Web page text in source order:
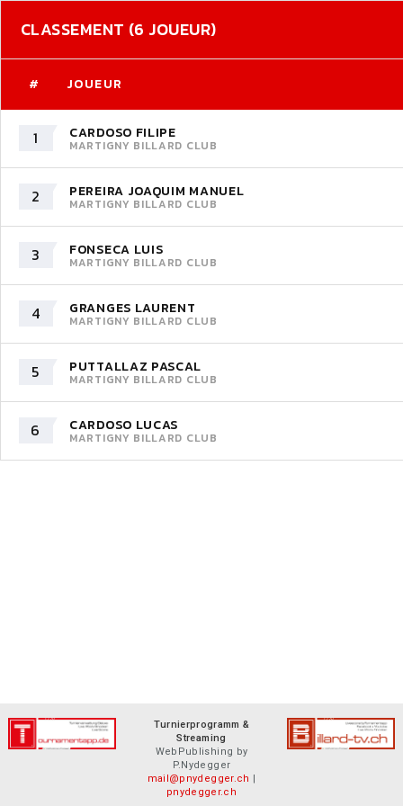
CLASSEMENT (6 JOUEUR)
# JOUEUR
1 CARDOSO FILIPE
MARTIGNY BILLARD CLUB
2 PEREIRA JOAQUIM MANUEL
MARTIGNY BILLARD CLUB
3 FONSECA LUIS
MARTIGNY BILLARD CLUB
4 GRANGES LAURENT
MARTIGNY BILLARD CLUB
5 PUTTALLAZ PASCAL
MARTIGNY BILLARD CLUB
6 CARDOSO LUCAS
MARTIGNY BILLARD CLUB
Turnierprogramm &
Streaming
WebPublishing by
P.Nydegger
mail@pnydegger.ch |
pnydegger.ch